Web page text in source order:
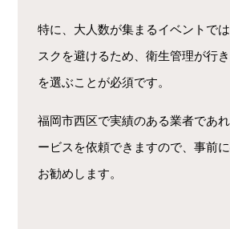
特に、大人数が集まるイベントで
スクを避けるため、衛生管理が行
を選ぶことが必須です。
福岡市西区で実績のある業者であ
ービスを依頼できますので、事前
お勧めします。